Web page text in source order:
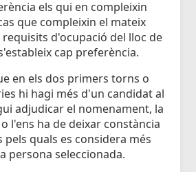
els qui en compleixin
que compleixin el mateix
d'ocupació del lloc de
cap preferència.
en els dos primers torns o
hi hagi més d'un candidat al
adjudicar el nomenament, la
l'ens ha de deixar constància
pels quals es considera més
persona seleccionada.